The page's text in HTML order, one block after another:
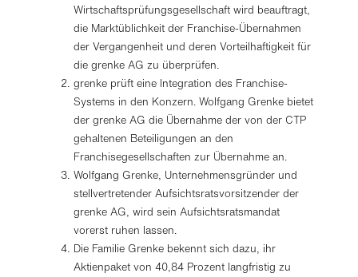
Wirtschaftsprüfungsgesellschaft wird beauftragt,
die Marktüblichkeit der Franchise-Übernahmen
der Vergangenheit und deren Vorteilhaftigkeit für
die grenke AG zu überprüfen.
grenke prüft eine Integration des Franchise-
Systems in den Konzern. Wolfgang Grenke bietet
der grenke AG die Übernahme der von der CTP
gehaltenen Beteiligungen an den
Franchisegesellschaften zur Übernahme an.
Wolfgang Grenke, Unternehmensgründer und
stellvertretender Aufsichtsratsvorsitzender der
grenke AG, wird sein Aufsichtsratsmandat
vorerst ruhen lassen.
Die Familie Grenke bekennt sich dazu, ihr
Aktienpaket von 40,84 Prozent langfristig zu